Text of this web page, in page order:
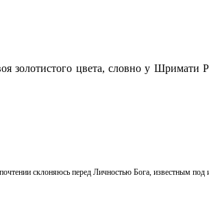
золотистого цвета, словно у Шримати
склоняюсь перед Личностью Бога, известным